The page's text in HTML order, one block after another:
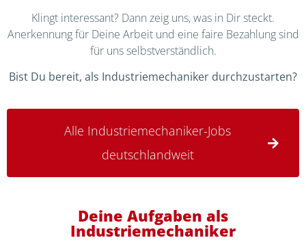
Klingt interessant? Dann zeig uns, was in Dir steckt.
Anerkennung für Deine Arbeit und eine faire Bezahlung sind
für uns selbstverständlich.
Bist Du bereit, als Industriemechaniker durchzustarten?
Alle Industriemechaniker-Jobs
deutschlandweit
Deine Aufgaben als
Industriemechaniker